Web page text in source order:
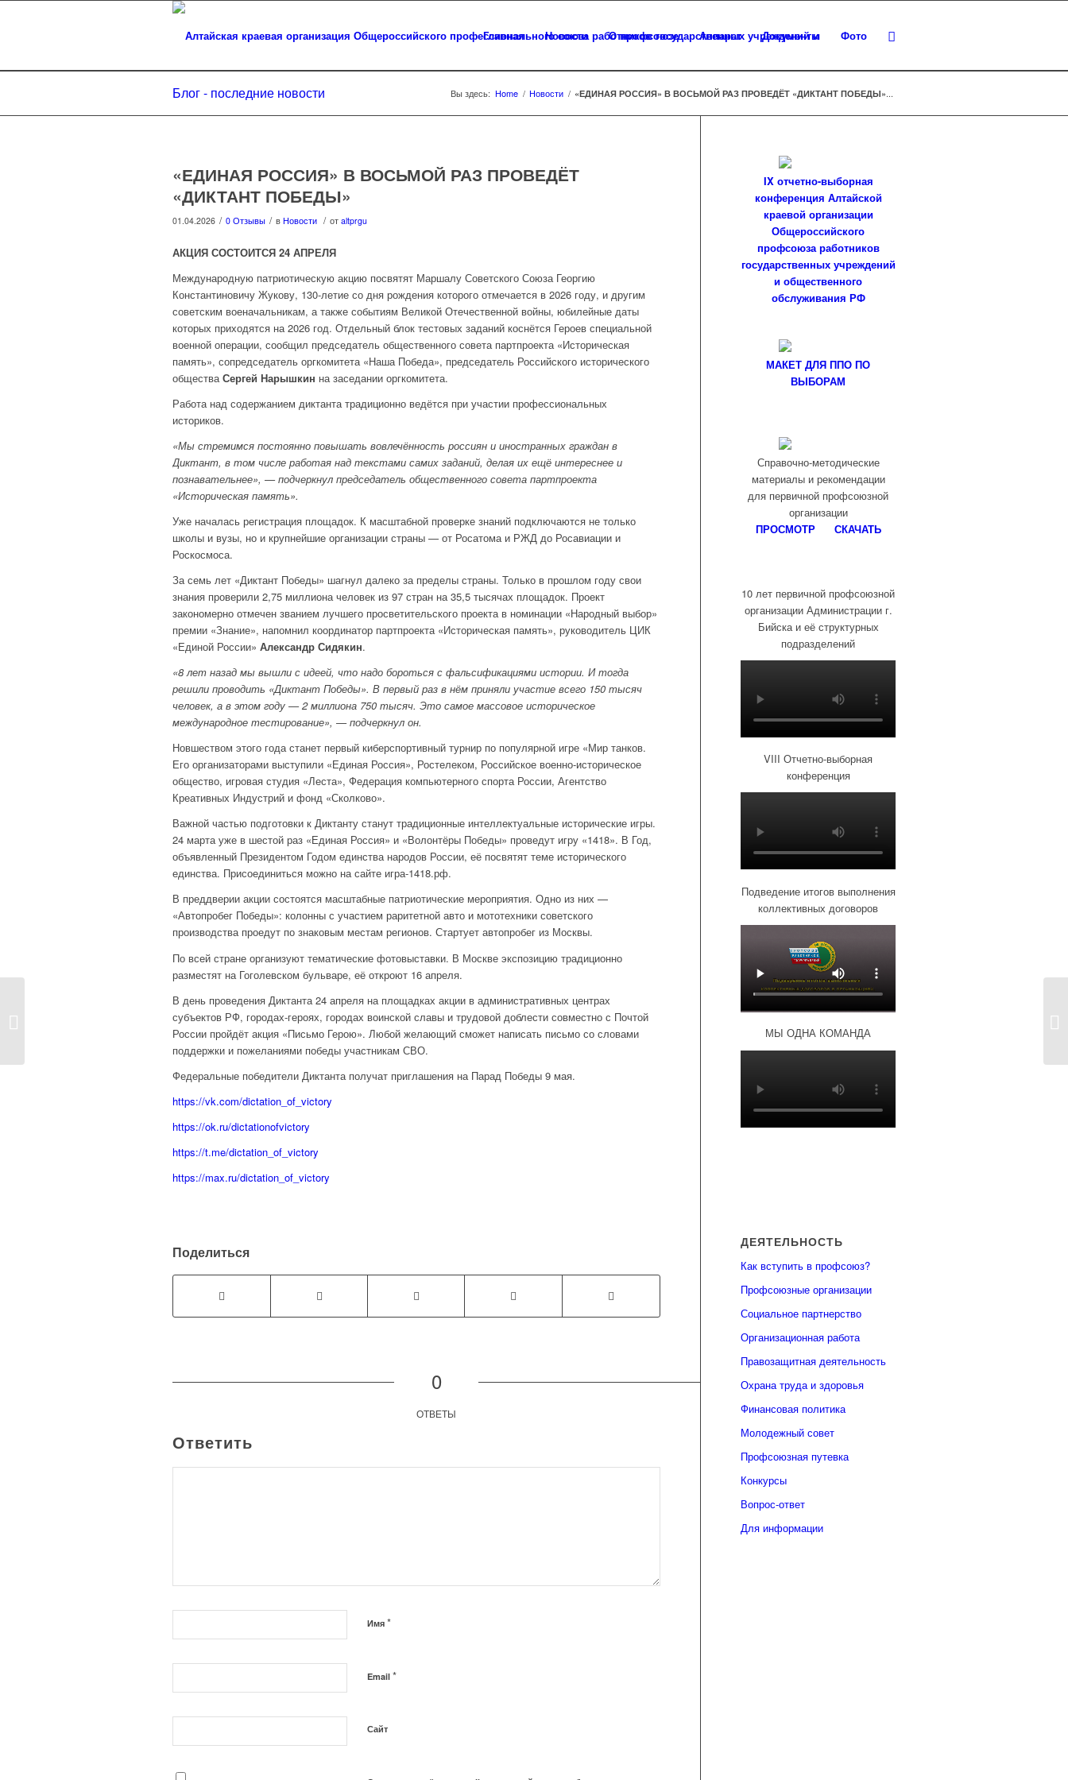
Главная Новости О профсоюзе Аппарат Документы Фото
Блог - последние новости Вы здесь: Home / Новости / «ЕДИНАЯ РОССИЯ» В ВОСЬМОЙ РАЗ ПРОВЕДЁТ «ДИКТАНТ ПОБЕДЫ»...
«ЕДИНАЯ РОССИЯ» В ВОСЬМОЙ РАЗ ПРОВЕДЁТ
«ДИКТАНТ ПОБЕДЫ»
01.04.2026 / 0 Отзывы / в Новости / от altprgu
АКЦИЯ СОСТОИТСЯ 24 АПРЕЛЯ
Международную патриотическую акцию посвятят Маршалу Советского Союза Георгию
Константиновичу Жукову, 130-летие со дня рождения которого отмечается в 2026 году, и другим
советским военачальникам, а также событиям Великой Отечественной войны, юбилейные даты
которых приходятся на 2026 год. Отдельный блок тестовых заданий коснётся Героев специальной
военной операции, сообщил председатель общественного совета партпроекта «Историческая
память», сопредседатель оргкомитета «Наша Победа», председатель Российского исторического
обществаСергей Нарышкин на заседании оргкомитета.
Работа над содержанием диктанта традиционно ведётся при участии профессиональных
историков.
«Мы стремимся постоянно повышать вовлечённость россиян и иностранных граждан в
Диктант, в том числе работая над текстами самих заданий, делая их ещё интереснее и
познавательнее», — подчеркнул председатель общественного совета партпроекта
«Историческая память».
Уже началась регистрация площадок. К масштабной проверке знаний подключаются не только
школы и вузы, но и крупнейшие организации страны — от Росатома и РЖД до Росавиации и
Роскосмоса.
За семь лет «Диктант Победы» шагнул далеко за пределы страны. Только в прошлом году свои
знания проверили 2,75 миллиона человек из 97 стран на 35,5 тысячах площадок. Проект
закономерно отмечен званием лучшего просветительского проекта в номинации «Народный выбор»
премии «Знание», напомнил координатор партпроекта «Историческая память», руководитель ЦИК
«Единой России» Александр Сидякин.
«8 лет назад мы вышли с идеей, что надо бороться с фальсификациями истории. И тогда
решили проводить «Диктант Победы». В первый раз в нём приняли участие всего 150 тысяч
человек, а в этом году — 2 миллиона 750 тысяч. Это самое массовое историческое
международное тестирование», — подчеркнул он.
Новшеством этого года станет первый киберспортивный турнир по популярной игре «Мир танков.
Его организаторами выступили «Единая Россия», Ростелеком, Российское военно-историческое
общество, игровая студия «Леста», Федерация компьютерного спорта России, Агентство
Креативных Индустрий и фонд «Сколково».
Важной частью подготовки к Диктанту станут традиционные интеллектуальные исторические игры.
24 марта уже в шестой раз «Единая Россия» и «Волонтёры Победы» проведут игру «1418». В Год,
объявленный Президентом Годом единства народов России, её посвятят теме исторического
единства. Присоединиться можно на сайте игра-1418.рф.
В преддверии акции состоятся масштабные патриотические мероприятия. Одно из них —
«Автопробег Победы»: колонны с участием раритетной авто и мототехники советского
производства проедут по знаковым местам регионов. Стартует автопробег из Москвы.
По всей стране организуют тематические фотовыставки. В Москве экспозицию традиционно
разместят на Гоголевском бульваре, её откроют 16 апреля.
В день проведения Диктанта 24 апреля на площадках акции в административных центрах
субъектов РФ, городах-героях, городах воинской славы и трудовой доблести совместно с Почтой
России пройдёт акция «Письмо Герою». Любой желающий сможет написать письмо со словами
поддержки и пожеланиями победы участникам СВО.
Федеральные победители Диктанта получат приглашения на Парад Победы 9 мая.
https://vk.com/dictation_of_victory
https://ok.ru/dictationofvictory
https://t.me/dictation_of_victory
https://max.ru/dictation_of_victory
Поделиться
0
ОТВЕТЫ
Ответить
Имя *
Email *
Сайт
IX отчетно-выборная
конференция Алтайской
краевой организации
Общероссийского
профсоюза работников
государственных учреждений
и общественного
обслуживания РФ
МАКЕТ ДЛЯ ППО ПО
ВЫБОРАМ
Справочно-методические
материалы и рекомендации
для первичной профсоюзной
организации
ПРОСМОТР
СКАЧАТЬ
10 лет первичной профсоюзной
организации Администрации г.
Бийска и её структурных
подразделений
VIII Отчетно-выборная
конференция
Подведение итогов выполнения
коллективных договоров
МЫ ОДНА КОМАНДА
ДЕЯТЕЛЬНОСТЬ
Как вступить в профсоюз?
Профсоюзные организации
Социальное партнерство
Организационная работа
Правозащитная деятельность
Охрана труда и здоровья
Финансовая политика
Молодежный совет
Профсоюзная путевка
Конкурсы
Вопрос-ответ
Для информации